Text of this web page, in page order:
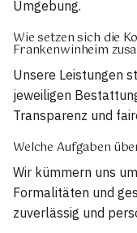
Umgebung.
Wie setzen sich die
Frankenwinheim
Unsere Leistungen
jeweiligen
Transparenz und
Welche Aufgaben
Wir kümmern uns
Formalitäten und
zuverlässig und